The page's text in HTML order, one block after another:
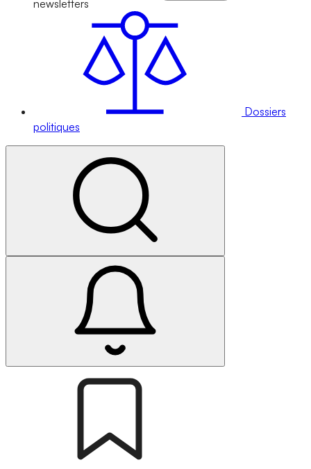
newsletters
Dossiers
politiques